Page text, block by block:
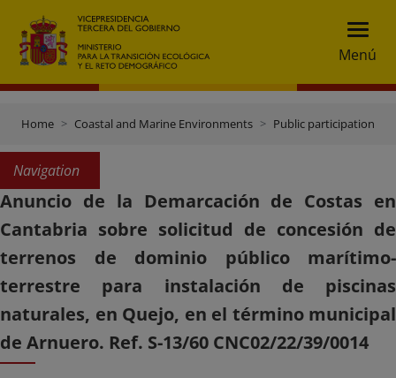
Menú
Home Coastal and Marine Environments Public participation
Navigation
Anuncio de la Demarcación de Costas en
Cantabria sobre solicitud de concesión de
terrenos de dominio público marítimo-
terrestre para instalación de piscinas
naturales, en Quejo, en el término municipal
de Arnuero. Ref. S-13/60 CNC02/22/39/0014